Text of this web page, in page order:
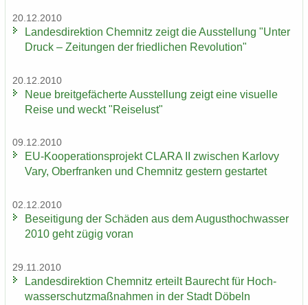
20.12.2010
Lan­des­di­rek­ti­on Chem­nitz zeigt die Aus­stel­lung "Unter
Druck – Zei­tun­gen der fried­li­chen Re­vo­lu­ti­on"
20.12.2010
Neue breit­ge­fä­cher­te Aus­stel­lung zeigt eine vi­su­el­le
Reise und weckt "Rei­se­lust"
09.12.2010
EU-​Kooperationsprojekt CLARA II zwi­schen Kar­lo­vy
Vary, Ober­fran­ken und Chem­nitz ges­tern ge­star­tet
02.12.2010
Be­sei­ti­gung der Schä­den aus dem Au­gust­hoch­was­ser
2010 geht zügig voran
29.11.2010
Lan­des­di­rek­ti­on Chem­nitz er­teilt Bau­recht für Hoch­
was­ser­schutz­maß­nah­men in der Stadt Dö­beln